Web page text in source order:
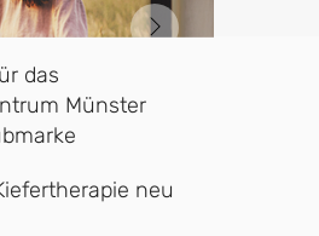
das
Münster
neu